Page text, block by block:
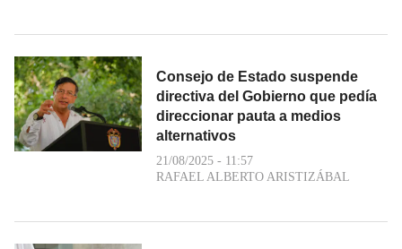
Consejo de Estado suspende
directiva del Gobierno que pedía
direccionar pauta a medios
alternativos
21/08/2025 - 11:57
RAFAEL ALBERTO ARISTIZÁBAL